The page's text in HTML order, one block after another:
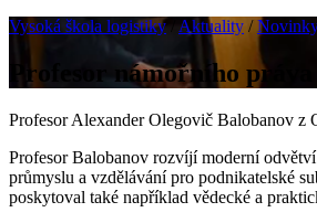
Vysoká škola logistiky
Aktuality /
Profesor námořního
Profesor Alexander Olegovič Balobanov z
Profesor Balobanov rozvíjí moderní
průmyslu a vzdělávání pro podnikatelské
poskytoval také například vědecké a